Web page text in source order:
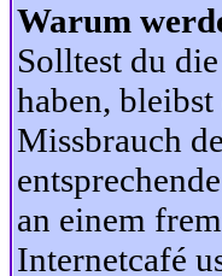
Warum
Solltest du
haben,
Missbrauch
an einem
Internetcafé